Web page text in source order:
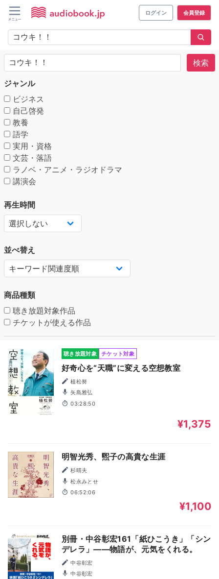
ログイン 会員登録
検索
ジャンル
ビジネス
自己啓発
教養
語学
実用・資格
文芸・落語
ラノベ・アニメ・ラジオドラマ
講演会
再生時間
並べ替え
商品種類
聴き放題対象作品
チケットが使える作品
聴き放題対象 チケット対象
好奇心を“天職”に変える空想教室
植松努
矢島雅弘
03:28:50
¥1,375
明智光秀、煕子の高貴な生涯
杉晴夫
松永みとせ
06:52:06
¥1,100
別冊・中谷彰宏161「紙ひこうき」「シン
デレラ」――物語が、元気をくれる。
中谷彰宏
中谷彰宏